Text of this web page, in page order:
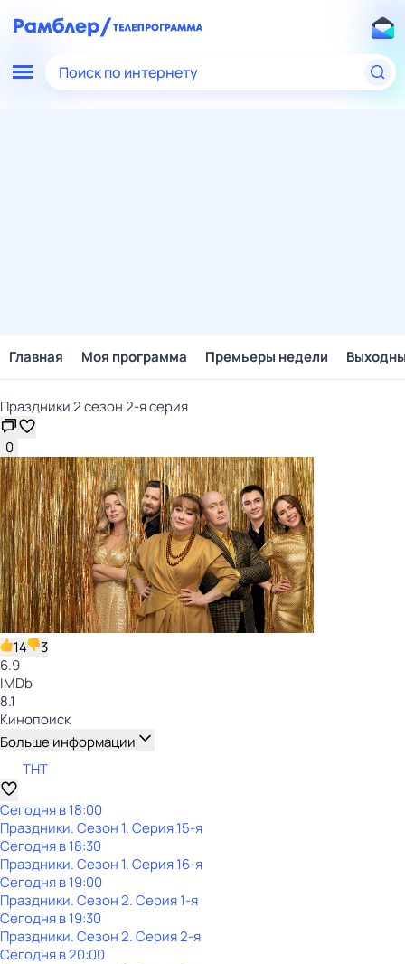
Поиск по интернету
Главная Моя программа Премьеры недели
Праздники 2 сезон 2-я серия
0
14
3
6.9
IMDb
8.1
Кинопоиск
Больше информации
ТНТ
Сегодня в 18:00
Праздники. Сезон 1. Серия 15-я
Сегодня в 18:30
Праздники. Сезон 1. Серия 16-я
Сегодня в 19:00
Праздники. Сезон 2. Серия 1-я
Сегодня в 19:30
Праздники. Сезон 2. Серия 2-я
Сегодня в 20:00